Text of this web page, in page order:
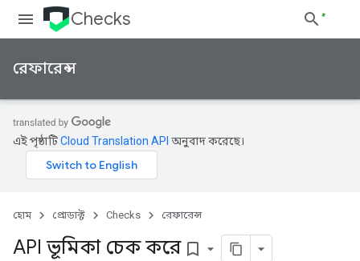
Checks
রেফারেন্স
এই পৃষ্ঠাটিCloud Translation API অনুবাদ করেছে।
হোম প্রোডাক্ট Checks রেফারেন্স
API ভূমিকা চেক করে bookmark_border